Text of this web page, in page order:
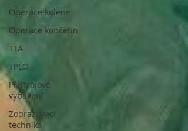
Operace kolene
Operace končetin
TTA
TPLO
Přístrojové
vybavení
Zobrazovací
technika